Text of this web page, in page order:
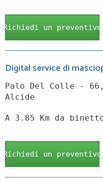
Richiedi un preventivo
Digital service di
Palo Del Colle -
Alcide
A 3.85 Km da
Richiedi un preventivo